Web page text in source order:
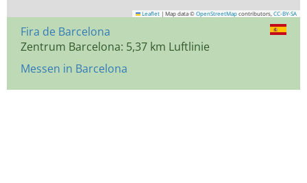
Leaflet | Map data © OpenStreetMap contributors, CC-BY-SA
Fira de Barcelona
Zentrum Barcelona: 5,37 km Luftlinie
Messen in Barcelona